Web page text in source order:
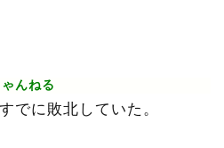
んねる
でに敗北していた。